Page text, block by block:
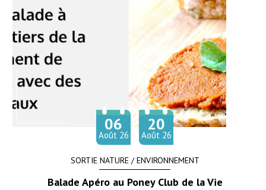
SORTIE NATURE / ENVIRONNEMENT
Balade Apéro au Poney Club de la Vie
06
Août 26
au 20
Août 26